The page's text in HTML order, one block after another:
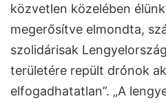
közvetlen közelében
megerősítve elmondta,
szolidárisak
területére repült drónok
elfogadhatatlan”. „A